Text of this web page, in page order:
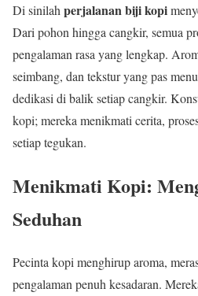
Di sinilahperjalanan biji kopi
Dari pohon hingga cangkir, semua
pengalaman rasa yang lengkap.
seimbang, dan tekstur yang pas
dedikasi di balik setiap cangkir.
kopi; mereka menikmati cerita,
setiap tegukan.
Menikmati Kopi:
Seduhan
Pecinta kopi menghirup aroma,
pengalaman penuh kesadaran.